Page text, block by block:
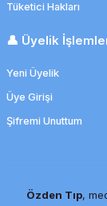
377,62 TL
Tüketici Hakları
👤 Üyelik
Yeni Üyelik
Üye Girişi
Şifremi Unuttum
Özden Tıp,